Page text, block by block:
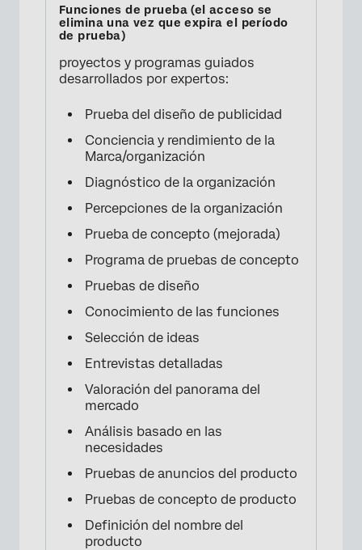
proyectos y programas guiados
desarrollados por expertos:
Prueba del diseño de publicidad
Conciencia y rendimiento de la
Marca/organización
Diagnóstico de la organización
Percepciones de la organización
Prueba de concepto (mejorada)
Programa de pruebas de concepto
Pruebas de diseño
Conocimiento de las funciones
Selección de ideas
Entrevistas detalladas
Valoración del panorama del
mercado
Análisis basado en las
necesidades
Pruebas de anuncios del producto
Pruebas de concepto de producto
Definición del nombre del
producto